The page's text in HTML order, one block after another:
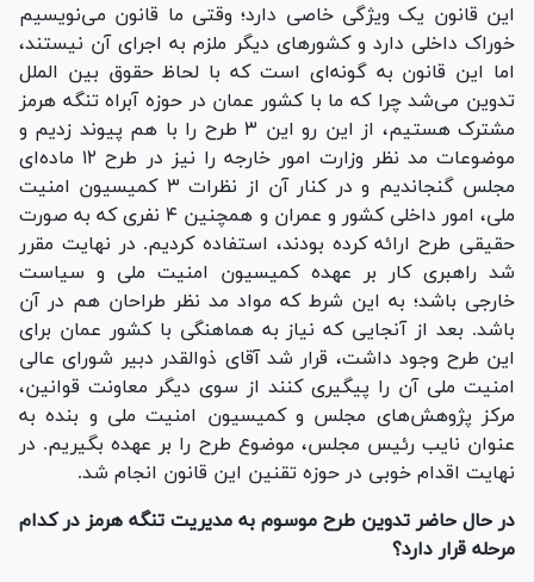
این قانون یک ویژگی خاصی دارد؛ وقتی ما قانون می‌نویسیم
خوراک داخلی دارد و کشور‌های دیگر ملزم به اجرای آن نیستند،
اما این قانون به گونه‌ای است که با لحاظ حقوق بین الملل
تدوین می‌شد چرا که ما با کشور عمان در حوزه آبراه تنگه هرمز
مشترک هستیم، از این رو این ۳ طرح را با هم پیوند زدیم و
موضوعات مد نظر وزارت امور خارجه را نیز در طرح ۱۲ ماده‌ای
مجلس گنجاندیم و در کنار آن از نظرات ۳ کمیسیون امنیت
ملی، امور داخلی کشور و عمران و همچنین ۴ نفری که به صورت
حقیقی طرح ارائه کرده بودند، استفاده کردیم. در نهایت مقرر
شد راهبری کار بر عهده کمیسیون امنیت ملی و سیاست
خارجی باشد؛ به این شرط که مواد مد نظر طراحان هم در آن
باشد. بعد از آنجایی که نیاز به هماهنگی با کشور عمان برای
این طرح وجود داشت، قرار شد آقای ذوالقدر دبیر شورای عالی
امنیت ملی آن را پیگیری کنند از سوی دیگر معاونت قوانین،
مرکز پژوهش‌های مجلس و کمیسیون امنیت ملی و بنده به
عنوان نایب رئیس مجلس، موضوع طرح را بر عهده بگیریم. در
نهایت اقدام خوبی در حوزه تقنین این قانون انجام شد.
در حال حاضر تدوین طرح موسوم به مدیریت تنگه هرمز در کدام
مرحله قرار دارد؟